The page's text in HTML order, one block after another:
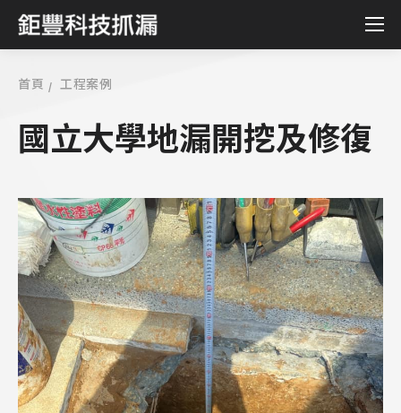
首頁 工程案例
國立大學地漏開挖及修復